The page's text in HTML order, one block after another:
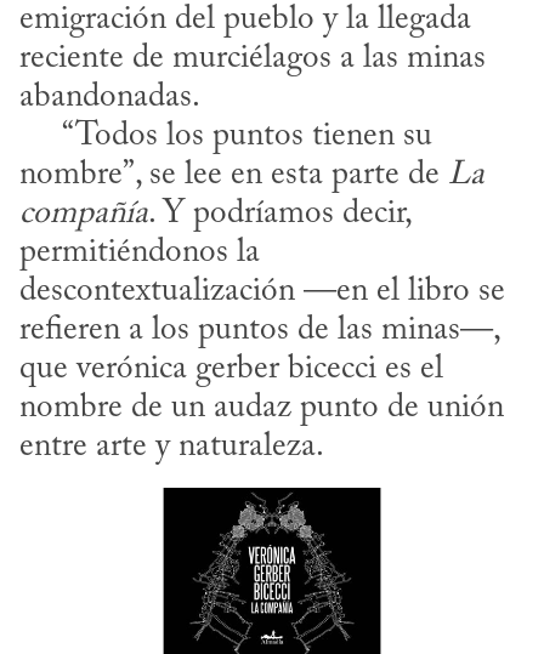
emigración del pueblo y la llegada
reciente de murciélagos a las minas
abandonadas.
nombre”, se lee en esta parte de La
compañía. Y podríamos decir,
permitiéndonos la
descontextualización —en el libro se
refieren a los puntos de las minas—,
que verónica gerber bicecci es el
nombre de un audaz punto de unión
entre arte y naturaleza.